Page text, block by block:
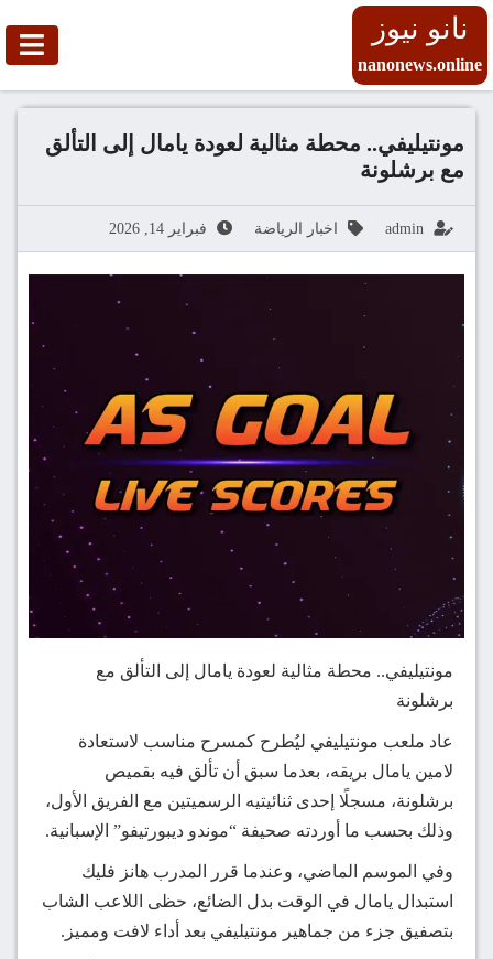
نانو نيوز
nanonews.online
مونتيليفي.. محطة مثالية لعودة يامال إلى التألق
مع برشلونة
admin اخبار الرياضة فبراير 14, 2026
مونتيليفي.. محطة مثالية لعودة يامال إلى التألق مع
برشلونة
عاد ملعب مونتيليفي ليُطرح كمسرح مناسب لاستعادة
لامين يامال بريقه، بعدما سبق أن تألق فيه بقميص
برشلونة، مسجلًا إحدى ثنائيتيه الرسميتين مع الفريق الأول،
وذلك بحسب ما أوردته صحيفة “موندو ديبورتيفو” الإسبانية.
وفي الموسم الماضي، وعندما قرر المدرب هانز فليك
استبدال يامال في الوقت بدل الضائع، حظى اللاعب الشاب
بتصفيق جزء من جماهير مونتيليفي بعد أداء لافت ومميز.